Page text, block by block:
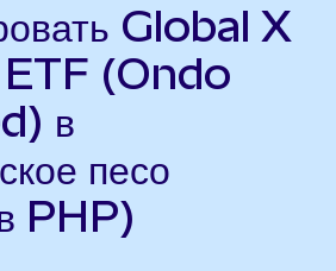
Global X
(Ondo
в
песо
PHP)